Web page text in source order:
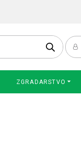
ZGRADARSTVO